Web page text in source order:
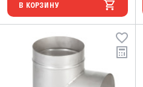
В КОРЗИНУ